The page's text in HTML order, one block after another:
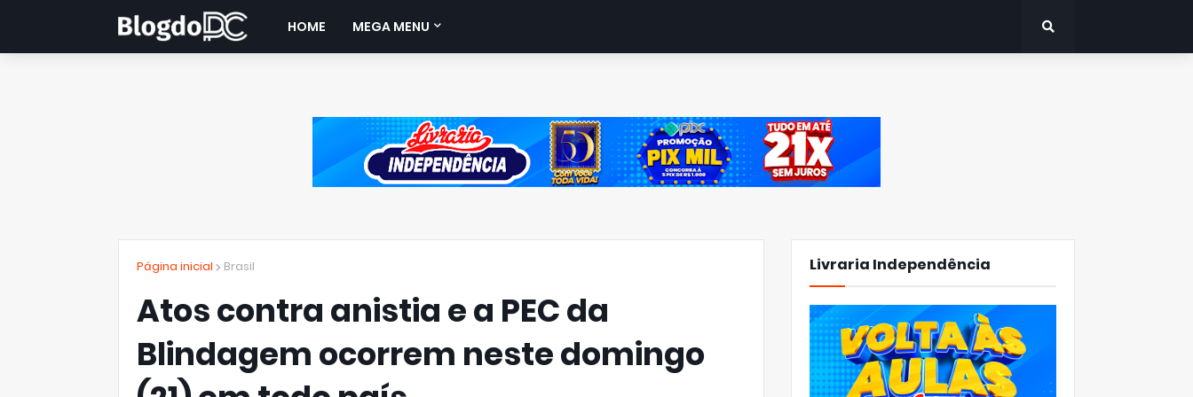
HOME MEGA MENU
Página inicial Brasil
Atos contra anistia e a PEC da
Blindagem ocorrem neste domingo
Livraria Independência